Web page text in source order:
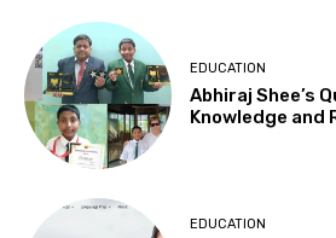
EDUCATION
Abhiraj Shee’s
Knowledge and
EDUCATION